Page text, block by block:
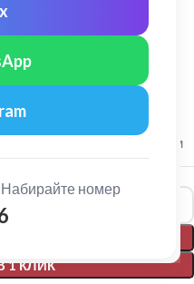
Набирайте номер
115х30х115 мм
0,5 мм
1 КЛИК